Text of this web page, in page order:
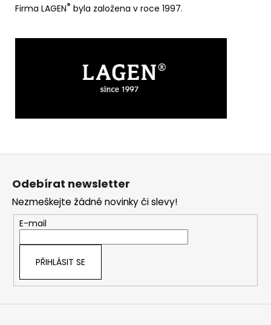
Firma LAGEN® byla založena v roce 1997.
Z
Odebírat newsletter
Nezmeškejte žádné novinky či slevy!
E-mail
PŘIHLÁSIT SE